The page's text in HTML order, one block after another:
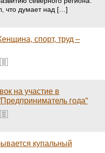
что думает над […]
спорт, труд –
на участие в
года“
купальный